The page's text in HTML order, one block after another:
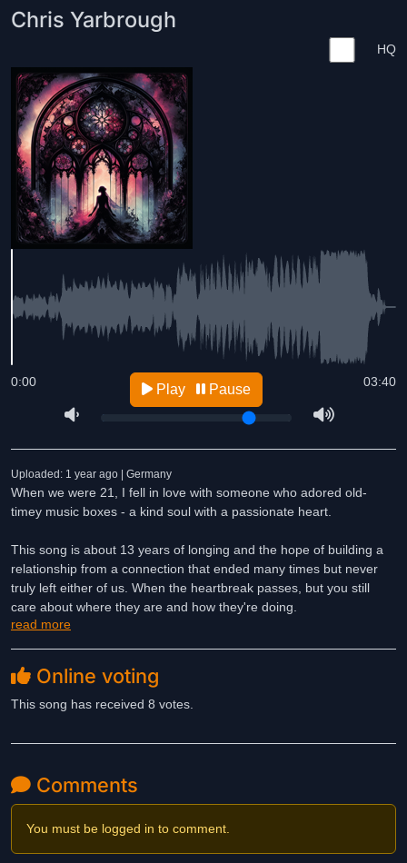
Chris Yarbrough
HQ
03:40
0:00 Play Pause
Uploaded: 1 year ago | Germany
When we were 21, I fell in love with someone who adored old-
timey music boxes - a kind soul with a passionate heart.
This song is about 13 years of longing and the hope of building a
relationship from a connection that ended many times but never
truly left either of us. When the heartbreak passes, but you still
care about where they are and how they're doing.
Mit 21 bin ich jemandem mit einem Faible für antike Spieluhren
verfallen - jemand mit Leidenschaft und einem guten Herzen.
Dieses Lied handelt von 13 Jahren Sehnsucht und der Hoffnung
schon oft ein Ende gefunden hat, uns aber nie wirklich losließ.
Wenn der Herzschmerz vergeht und es einem immer noch nicht
read more
Online voting
This song has received 8 votes.
Comments
You must be logged in to comment.